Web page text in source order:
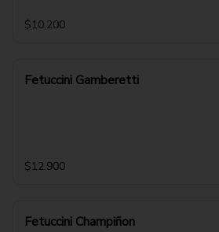
$10.200
Fetuccini Gamberetti
$12.900
Fetuccini Champiñon